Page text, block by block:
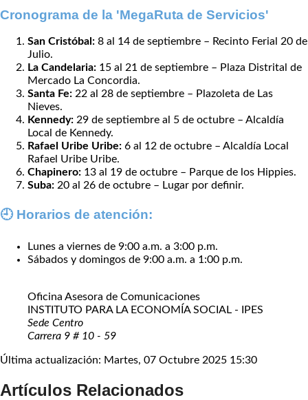
Cronograma de la 'MegaRuta de Servicios'
San Cristóbal: 8 al 14 de septiembre – Recinto Ferial 20 de
Julio.
La Candelaria: 15 al 21 de septiembre – Plaza Distrital de
Mercado La Concordia.
Santa Fe: 22 al 28 de septiembre – Plazoleta de Las
Nieves.
Kennedy: 29 de septiembre al 5 de octubre – Alcaldía
Local de Kennedy.
Rafael Uribe Uribe: 6 al 12 de octubre – Alcaldía Local
Rafael Uribe Uribe.
Chapinero: 13 al 19 de octubre – Parque de los Hippies.
Suba: 20 al 26 de octubre – Lugar por definir.
🕘 Horarios de atención:
Lunes a viernes de 9:00 a.m. a 3:00 p.m.
Sábados y domingos de 9:00 a.m. a 1:00 p.m.
Oficina Asesora de Comunicaciones
INSTITUTO PARA LA ECONOMÍA SOCIAL - IPES
Sede Centro
Carrera 9 # 10 - 59
Última actualización: Martes, 07 Octubre 2025 15:30
Artículos Relacionados